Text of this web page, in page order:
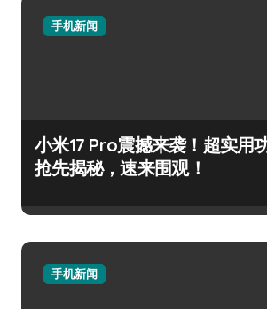
手机新闻
小米17 Pro震撼来袭！超实用
抢先揭秘，速来围观！
手机新闻